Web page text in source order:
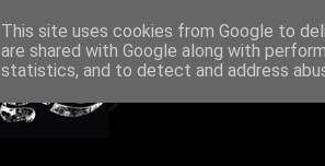
This site uses cookies from Google to
are shared with Google along with
statistics, and to detect and address